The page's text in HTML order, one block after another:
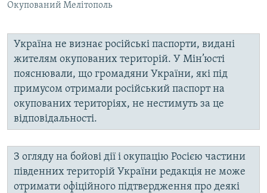
Окупований Мелітополь
Україна не визнає російські паспорти, видані
жителям окупованих територій. У Мін’юсті
пояснювали, що громадяни України, які під
примусом отримали російський паспорт на
окупованих територіях, не нестимуть за це
відповідальності.
З огляду на бойові дії і окупацію Росією частини
південних територій України редакція не може
отримати офіційного підтвердження про деякі